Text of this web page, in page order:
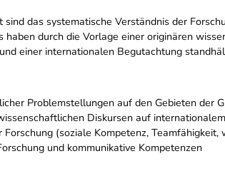
sind das systematische Verständnis der
durch die Vorlage einer originären
einer internationalen Begutachtung
Problemstellungen auf den Gebieten der
Diskursen auf
(soziale Kompetenz,
und kommunikative Kompetenzen